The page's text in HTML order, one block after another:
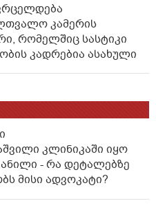
კამერის
რომელშიც სასტიკი
კადრებია ასახული
კლინიკაში იყო
- რა დეტალებზე
მისი ადვოკატი?